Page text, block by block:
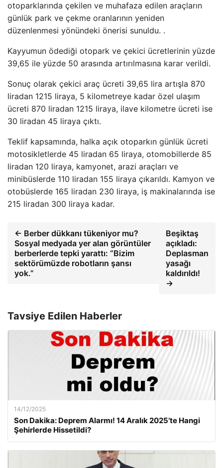
otoparklarında çekilen ve muhafaza edilen araçların
günlük park ve çekme oranlarının yeniden
düzenlenmesi yönündeki önerisi sunuldu. .
Kayyumun ödediği otopark ve çekici ücretlerinin yüzde
39,65 ile yüzde 50 arasında artırılmasına karar verildi.
Sonuç olarak çekici araç ücreti 39,65 lira artışla 870
liradan 1215 liraya, 5 kilometreye kadar özel ulaşım
ücreti 870 liradan 1215 liraya, ilave kilometre ücreti ise
30 liradan 45 liraya çıktı.
Teklif kapsamında, halka açık otoparkın günlük ücreti
motosikletlerde 45 liradan 65 liraya, otomobillerde 85
liradan 120 liraya, kamyonet, arazi araçları ve
minibüslerde 110 liradan 155 liraya çıkarıldı. Kamyon ve
otobüslerde 165 liradan 230 liraya, iş makinalarında ise
215 liradan 300 liraya kadar.
← Berber dükkanı tükeniyor mu?
Sosyal medyada yer alan görüntüler
berberlerde tepki yarattı: “Bizim
sektörümüzde robotların şansı
yok.”
Beşiktaş
açıkladı:
Deplasman
yasağı
kaldırıldı!
→
Tavsiye Edilen Haberler
14/12/2025
Son Dakika: Deprem Alarmı! 14 Aralık 2025’te Hangi
Şehirlerde Hissetildi?